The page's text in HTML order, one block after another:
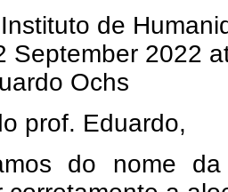
Instituto de
September 2022
Ochs
prof. Eduardo,
do nome